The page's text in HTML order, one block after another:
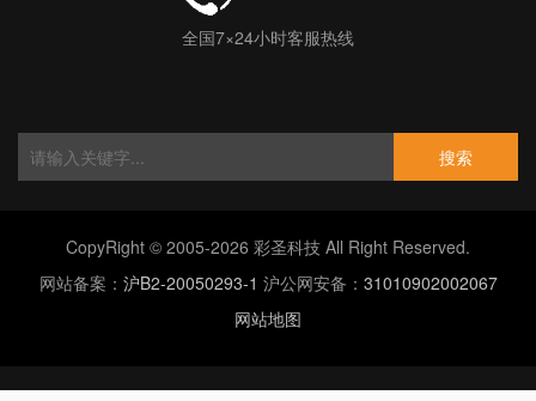
全国7×24小时客服热线
搜索
CopyRight © 2005-2026 彩圣科技 All Right Reserved.
网站备案： 沪B2-20050293-1 沪公网安备： 31010902002067
网站地图